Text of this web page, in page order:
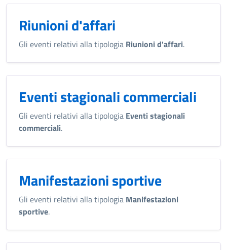
Riunioni d'affari
Gli eventi relativi alla tipologia Riunioni d'affari.
Eventi stagionali commerciali
Gli eventi relativi alla tipologia Eventi stagionali
commerciali.
Manifestazioni sportive
Gli eventi relativi alla tipologia Manifestazioni
sportive.